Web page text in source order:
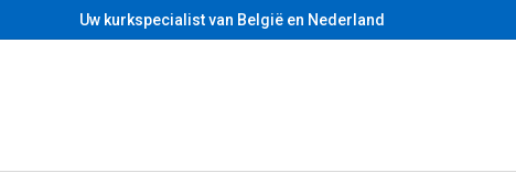
Uw kurkspecialist van België en Nederland